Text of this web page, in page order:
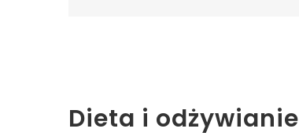
Dieta i odżywianie